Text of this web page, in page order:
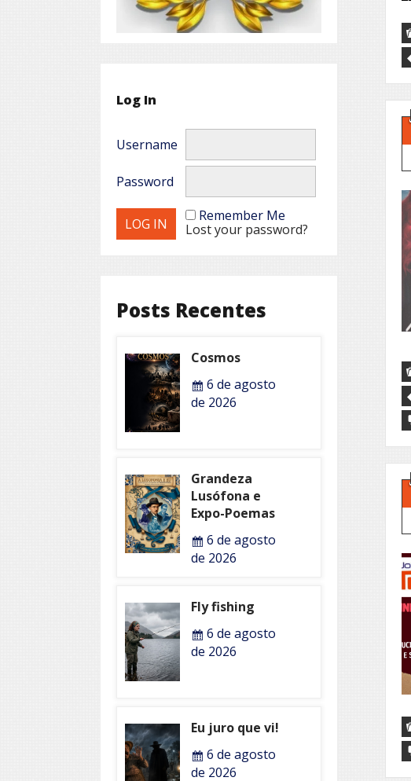
Log In
Username
Password
Remember Me
Lost your password?
Posts Recentes
Cosmos
6 de agosto
de 2026
Grandeza
Lusófona e
Expo-Poemas
6 de agosto
de 2026
Fly fishing
6 de agosto
de 2026
Eu juro que vi!
6 de agosto
de 2026